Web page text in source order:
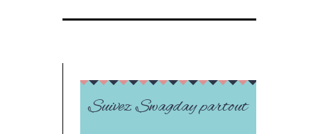
Suivez Swagday partout